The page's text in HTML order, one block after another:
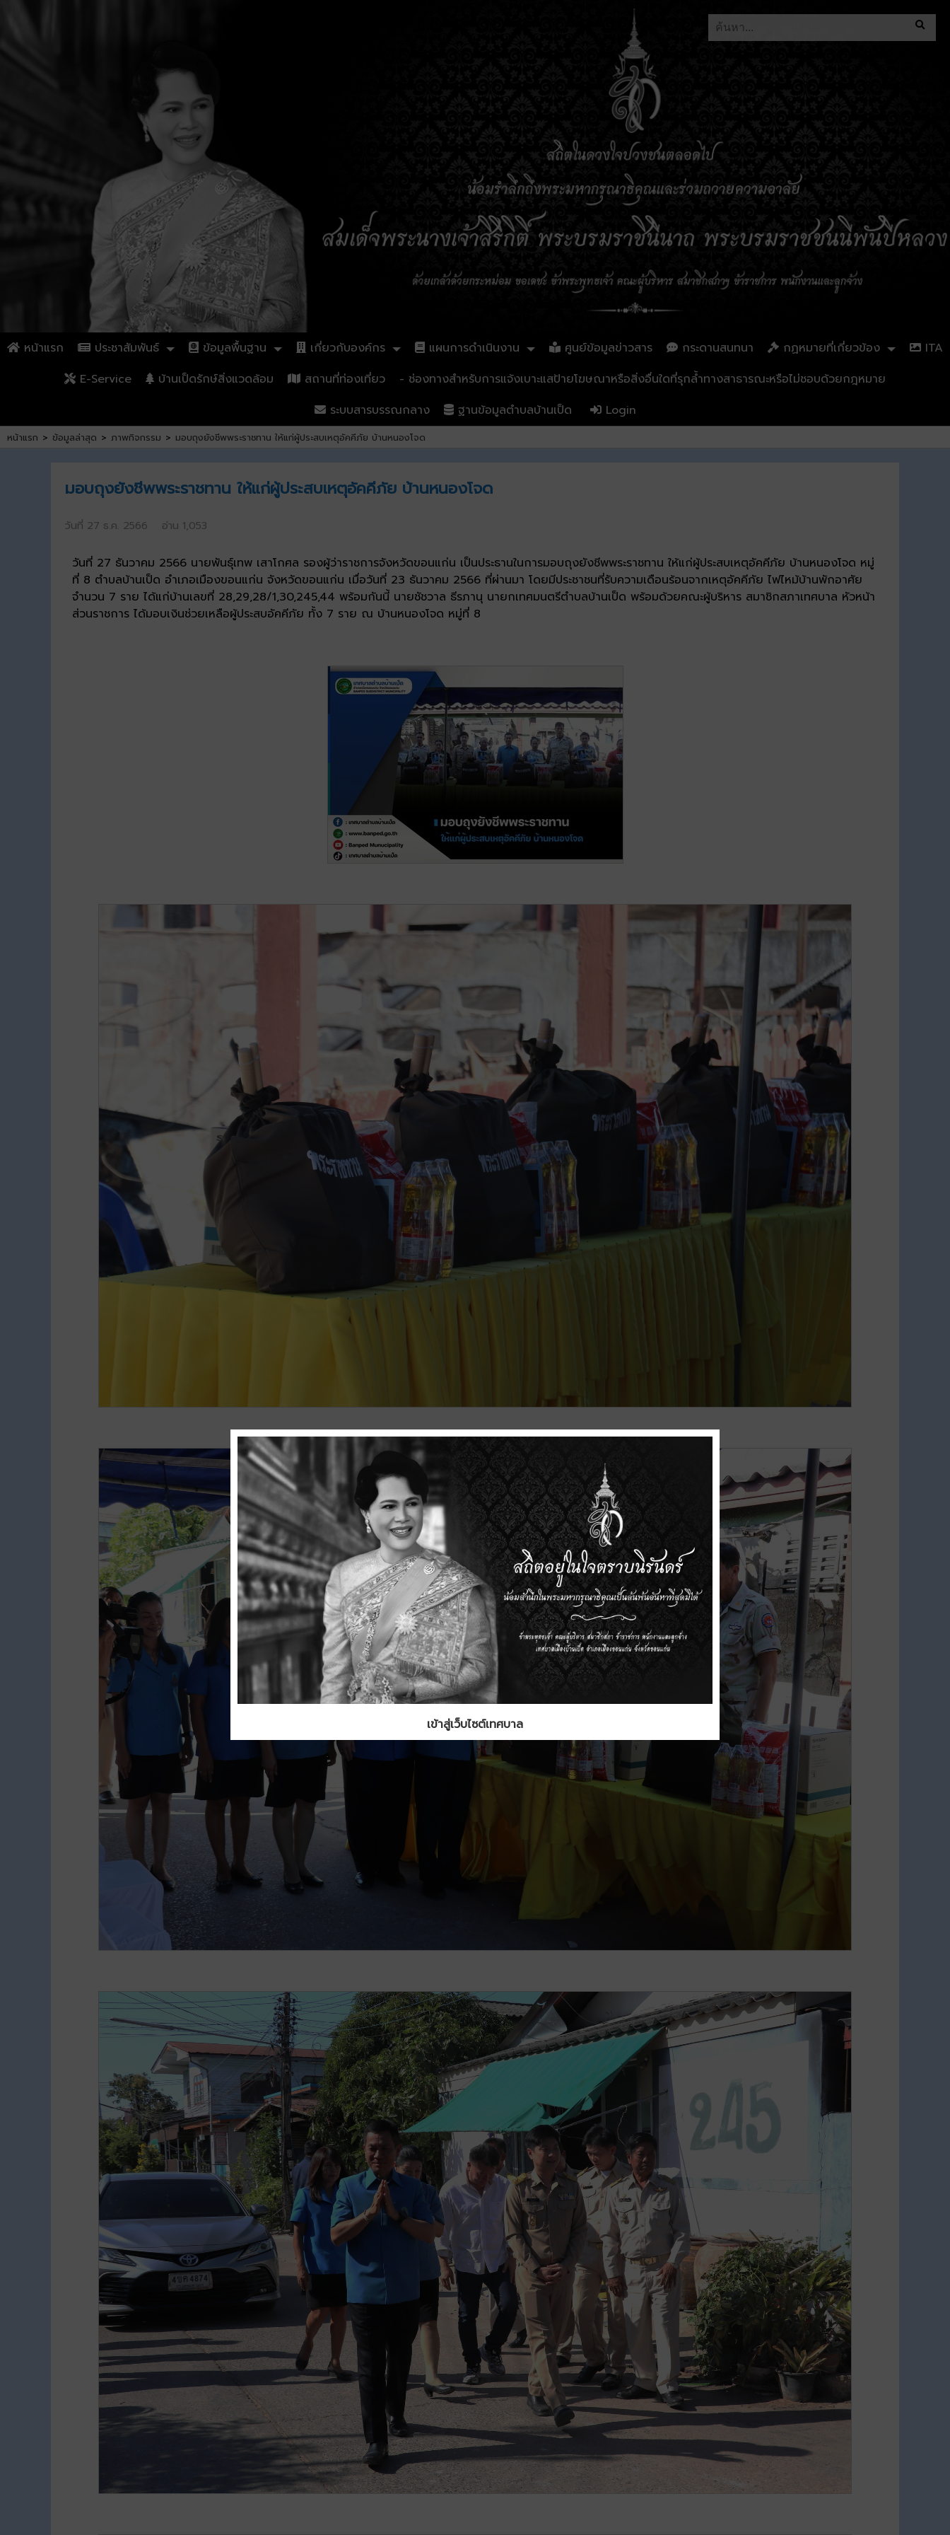
หน้าแรก ประชาสัมพันธ์ ข้อมูลพื้นฐาน เกี่ยวกับองค์กร แผนการดำเนินงาน ศูนย์ข้อมูลข่าวสาร กระดานสนทนา กฏหมายที่เกี่ยวข้อง
ITA
E-Service
บ้านเป็ดรักษ์สิ่งแวดล้อม สถานที่ท่องเที่ยว
- ช่องทางสำหรับการแจ้งเบาะแสป้ายโฆษณาหรือสิ่งอื่นใดที่รุกล้ำทางสาธารณะหรือไม่ชอบด้วยกฎหมาย
ระบบสารบรรณกลาง
ฐานข้อมูลตำบลบ้านเป็ด Login
หน้าแรก > ข้อมูลล่าสุด > ภาพกิจกรรม > มอบถุงยังชีพพระราชทาน ให้แก่ผู้ประสบเหตุอัคคีภัย บ้านหนองโจด
มอบถุงยังชีพพระราชทาน ให้แก่ผู้ประสบเหตุอัคคีภัย บ้านหนองโจด
วันที่ 27 ธ.ค. 2566 อ่าน 1,053
วันที่ 27 ธันวาคม 2566 นายพันธุ์เทพ เสาโกศล รองผู้ว่าราชการจังหวัดขอนแก่น เป็นประธานในการมอบถุงยังชีพพระราชทาน ให้แก่ผู้ประสบเหตุอัคคีภัย บ้านหนองโจด หมู่
ที่ 8 ตำบลบ้านเป็ด อำเภอเมืองขอนแก่น จังหวัดขอนแก่น เมื่อวันที่ 23 ธันวาคม 2566 ที่ผ่านมา โดยมีประชาชนที่รับความเดือนร้อนจากเหตุอัคคีภัย ไฟไหม้บ้านพักอาศัย
จำนวน 7 ราย ได้แก่บ้านเลขที่ 28,29,28/1,30,245,44 พร้อมกันนี้ นายชัชวาล ธีรภานุ นายกเทศมนตรีตำบลบ้านเป็ด พร้อมด้วยคณะผู้บริหาร สมาชิกสภาเทศบาล หัวหน้า
ส่วนราชการ ได้มอบเงินช่วยเหลือผู้ประสบอัคคีภัย ทั้ง 7 ราย ณ บ้านหนองโจด หมู่ที่ 8
เข้าสู่เว็บไซต์เทศบาล